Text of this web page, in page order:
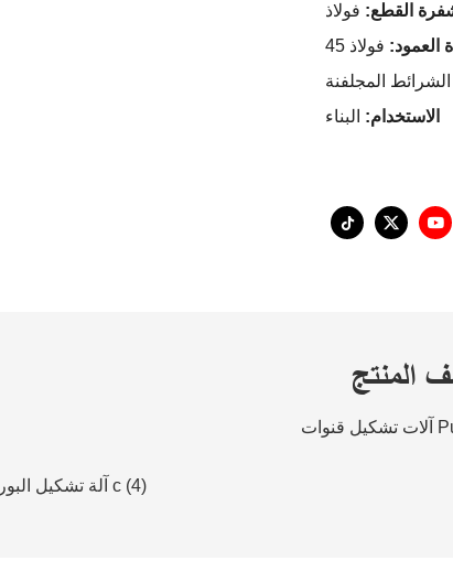
القطع:
العمود:
الشرائط المجلفنة
الاستخدام: البناء
المنتج